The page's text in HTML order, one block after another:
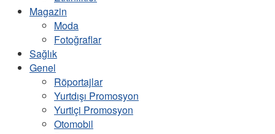
Magazin
Moda
Fotoğraflar
Sağlık
Genel
Röportajlar
Yurtdışı Promosyon
Yurtiçi Promosyon
Otomobil